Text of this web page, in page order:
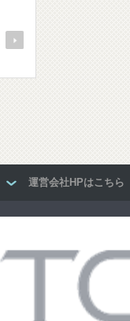
運営会社HPはこちら